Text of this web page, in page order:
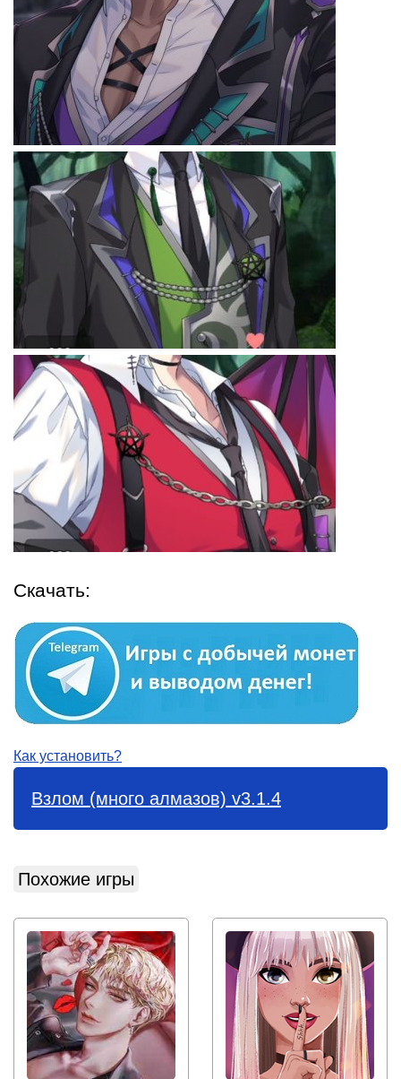
Скачать:
Как установить?
Взлом (много алмазов) v3.1.4
Похожие игры